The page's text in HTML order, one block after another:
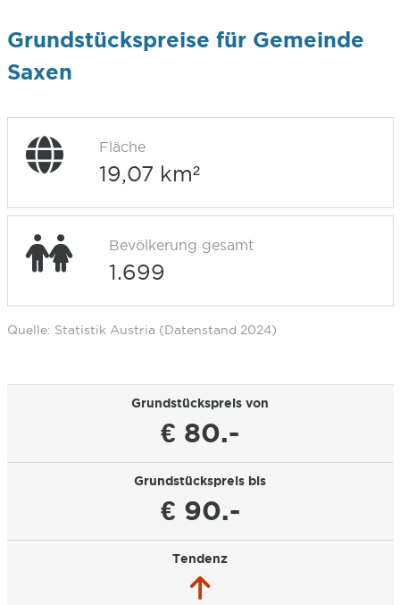
Grundstückspreise für Gemeinde
Saxen
Fläche
19,07 km²
Bevölkerung gesamt
1.699
Quelle: Statistik Austria (Datenstand 2024)
Grundstückspreis von
€ 80.-
Grundstückspreis bis
€ 90.-
Tendenz